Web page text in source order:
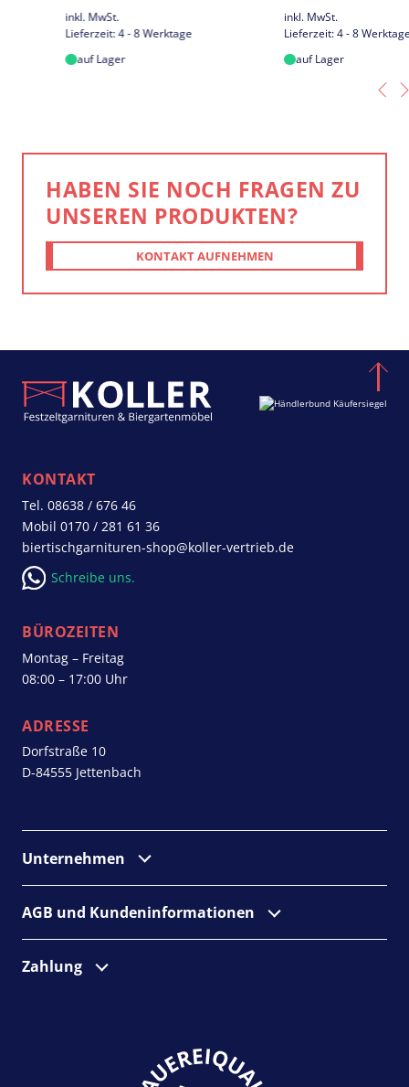
inkl. MwSt.
Lieferzeit:4 - 8 Werktage
auf Lager
inkl. MwSt.
Lieferzeit:4 - 8 Werktage
auf Lager
HABEN SIE NOCH FRAGEN ZU
UNSEREN PRODUKTEN?
KONTAKT AUFNEHMEN
KONTAKT
Tel. 08638 / 676 46
Mobil 0170 / 281 61 36
biertischgarnituren-shop@koller-vertrieb.de
Schreibe uns.
BÜROZEITEN
Montag – Freitag
08:00 – 17:00 Uhr
ADRESSE
Dorfstraße 10
D-84555 Jettenbach
Unternehmen
AGB und Kunden­informationen
Zahlung